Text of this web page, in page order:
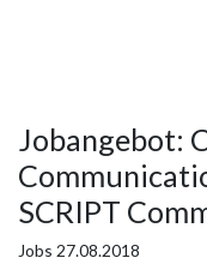
Jobangebot:
SCRIPT
Jobs 27.08.2018